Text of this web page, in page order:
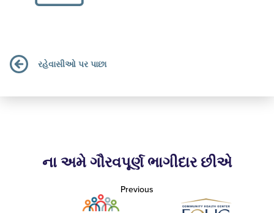
રહેવાસીઓ પર પાછા
ના અમે ગૌરવપૂર્ણ ભાગીદાર છીએ
Previous